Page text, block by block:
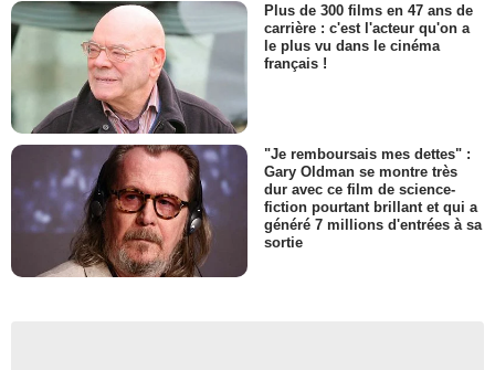
Plus de 300 films en 47 ans de
carrière : c'est l'acteur qu'on a
le plus vu dans le cinéma
français !
"Je remboursais mes dettes" :
Gary Oldman se montre très
dur avec ce film de science-
fiction pourtant brillant et qui a
généré 7 millions d'entrées à sa
sortie